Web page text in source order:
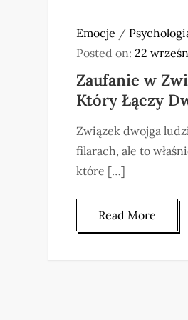
Emocje /
Posted on:22
Zaufanie w
Który Łączy
Związek dwojga
filarach, ale to
które […]
Read More